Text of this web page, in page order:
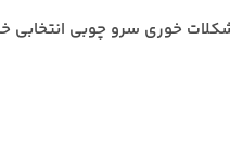
خوری سرو چوبی انتخابی